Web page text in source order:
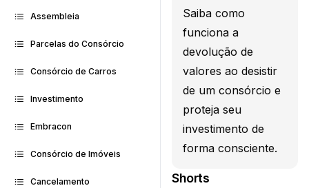
Assembleia
Parcelas do Consórcio
Consórcio de Carros
Investimento
Embracon
Consórcio de Imóveis
Cancelamento
Saiba como
funciona a
devolução de
valores ao desistir
de um consórcio e
proteja seu
investimento de
forma consciente.
Shorts